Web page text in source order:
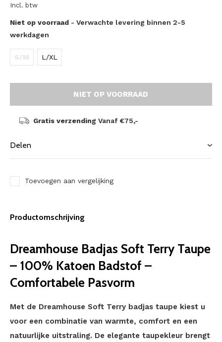
Incl. btw
Niet op voorraad - Verwachte levering binnen 2-5
werkdagen
S/M L/XL
NIET OP VOORRAAD
Gratis verzending Vanaf €75,-
Delen
Toevoegen aan vergelijking
Productomschrijving
Dreamhouse Badjas Soft Terry Taupe
– 100% Katoen Badstof –
Comfortabele Pasvorm
Met de Dreamhouse Soft Terry badjas taupe kiest u
voor een combinatie van warmte, comfort en een
natuurlijke uitstraling. De elegante taupekleur brengt